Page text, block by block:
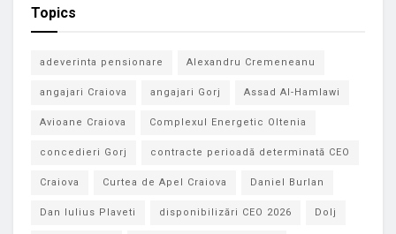
Topics
adeverinta pensionare Alexandru Cremeneanu
angajari Craiova angajari Gorj Assad Al-Hamlawi
Avioane Craiova Complexul Energetic Oltenia
concedieri Gorj contracte perioadă determinată CEO
Craiova Curtea de Apel Craiova Daniel Burlan
Dan Iulius Plaveti disponibilizări CEO 2026 Dolj